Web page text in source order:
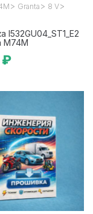
> Granta > 8 V>
I532GU04_ST1_E2
М74М
₽